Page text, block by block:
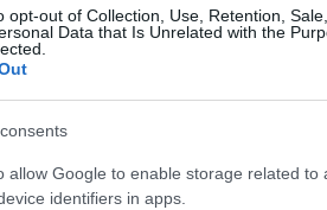
opt-out of Collection, Use, Retention,
Data that Is Unrelated with the
allow Google to enable storage related to
identifiers in apps.
atmosféricoque cambia los
no se traducen de forma
en otras contribuye a
del episodio (moderado, fuerte
suele ser